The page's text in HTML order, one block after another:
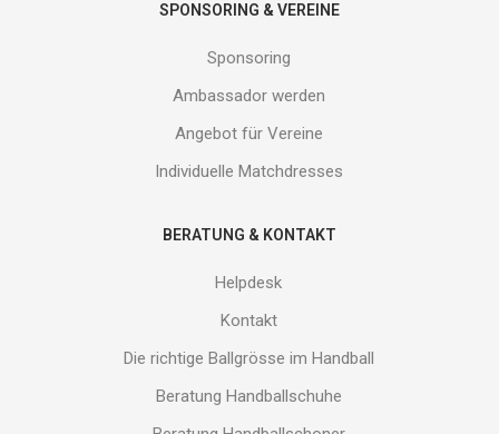
SPONSORING & VEREINE
Sponsoring
Ambassador werden
Angebot für Vereine
Individuelle Matchdresses
BERATUNG & KONTAKT
Helpdesk
Kontakt
Die richtige Ballgrösse im Handball
Beratung Handballschuhe